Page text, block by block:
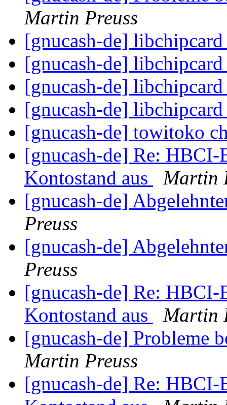
Martin Preuss
[gnucash-de]
[gnucash-de]
[gnucash-de]
[gnucash-de]
[gnucash-de] towitoko
[gnucash-de] Re:
Kontostand aus
Martin
[gnucash-de]
Preuss
[gnucash-de]
Preuss
[gnucash-de] Re:
Kontostand aus
Martin
[gnucash-de] Probleme
Martin Preuss
[gnucash-de] Re: